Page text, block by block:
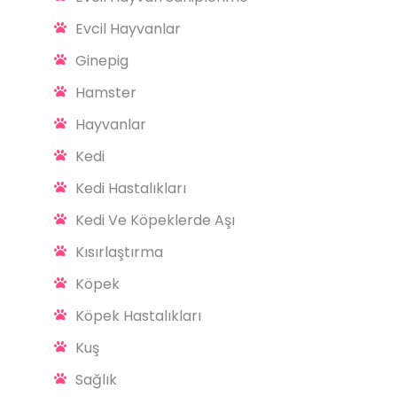
Evcil Hayvanlar
Ginepig
Hamster
Hayvanlar
Kedi
Kedi Hastalıkları
Kedi Ve Köpeklerde Aşı
Kısırlaştırma
Köpek
Köpek Hastalıkları
Kuş
Sağlık